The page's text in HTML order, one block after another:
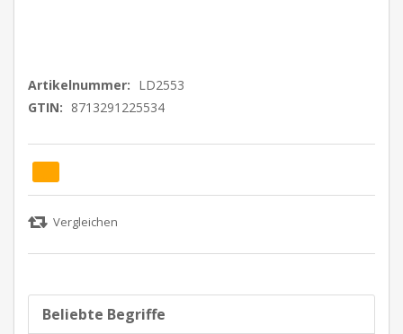
Artikelnummer: LD2553
GTIN: 8713291225534
Beliebte Begriffe